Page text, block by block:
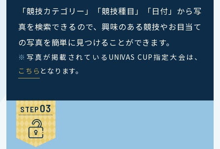
「競技カテゴリー」「競技種目」「日付」から写
真を検索できるので、興味のある競技やお目当て
の写真を簡単に見つけることができます。
※ 写真が掲載されているUNIVAS CUP指定大会は、
こちら となります。
STEP